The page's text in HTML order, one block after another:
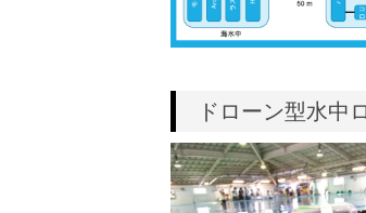
ドローン型水中